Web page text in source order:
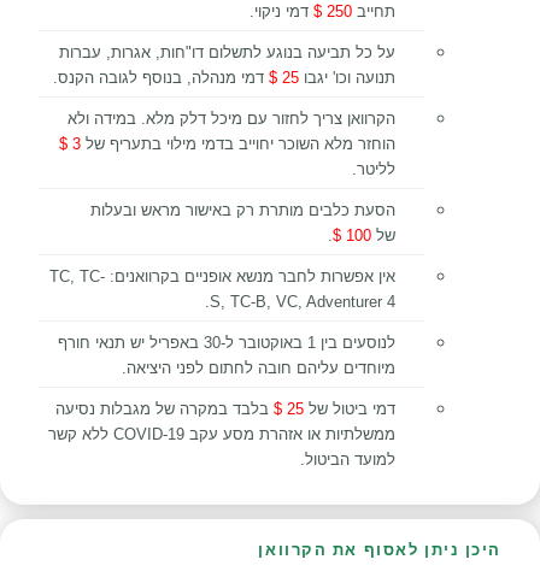
תחייב 250
$ דמי ניקוי.
על כל תביעה בנוגע לתשלום דו"חות, אגרות, עברות
תנועה וכו' יגבו 25
$ דמי מנהלה, בנוסף לגובה הקנס.
הקרוואן צריך לחזור עם מיכל דלק מלא. במידה ולא
הוחזר מלא השוכר יחוייב בדמי מילוי בתעריף של 3 $
לליטר.
הסעת כלבים מותרת רק באישור מראש ובעלות
של 100
$
.
אין אפשרות לחבר מנשא אופניים בקרוואנים: TC, TC-
S, TC-B, VC, Adventurer 4.
לנוסעים בין 1 באוקטובר ל-30 באפריל יש תנאי חורף
מיוחדים עליהם חובה לחתום לפני היציאה.
דמי ביטול של 25 $
בלבד במקרה של מגבלות נסיעה
ממשלתיות או אזהרת מסע עקב COVID-19 ללא קשר
למועד הביטול.
היכן ניתן לאסוף את הקרוואן